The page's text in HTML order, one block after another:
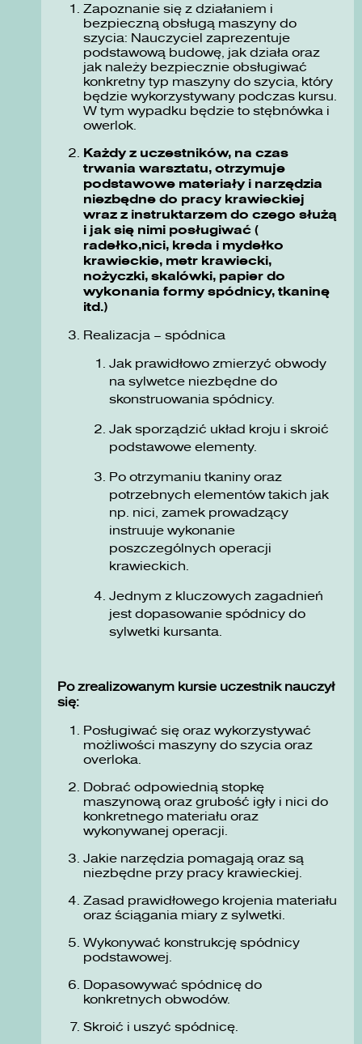
Zapoznanie się z działaniem i
bezpieczną obsługą maszyny do
szycia: Nauczyciel zaprezentuje
podstawową budowę, jak działa oraz
jak należy bezpiecznie obsługiwać
konkretny typ maszyny do szycia, który
będzie wykorzystywany podczas kursu.
W tym wypadku będzie to stębnówka i
owerlok.
Każdy z uczestników, na czas
trwania warsztatu, otrzymuje
podstawowe materiały i narzędzia
niezbędne do pracy krawieckiej
wraz z instruktarzem do czego służą
i jak się nimi posługiwać (
radełko,nici, kreda i mydełko
krawieckie, metr krawiecki,
nożyczki, skalówki, papier do
wykonania formy spódnicy, tkaninę
itd.)
Realizacja – spódnica
Jak prawidłowo zmierzyć obwody
na sylwetce niezbędne do
skonstruowania spódnicy.
Jak sporządzić układ kroju i skroić
podstawowe elementy.
Po otrzymaniu tkaniny oraz
potrzebnych elementów takich jak
np. nici, zamek prowadzący
instruuje wykonanie
poszczególnych operacji
krawieckich.
Jednym z kluczowych zagadnień
jest dopasowanie spódnicy do
sylwetki kursanta.
Po zrealizowanym kursie uczestnik nauczył
się:
Posługiwać się oraz wykorzystywać
możliwości maszyny do szycia oraz
overloka.
Dobrać odpowiednią stopkę
maszynową oraz grubość igły i nici do
konkretnego materiału oraz
wykonywanej operacji.
Jakie narzędzia pomagają oraz są
niezbędne przy pracy krawieckiej.
Zasad prawidłowego krojenia materiału
oraz ściągania miary z sylwetki.
Wykonywać konstrukcję spódnicy
podstawowej.
Dopasowywać spódnicę do
konkretnych obwodów.
Skroić i uszyć spódnicę.